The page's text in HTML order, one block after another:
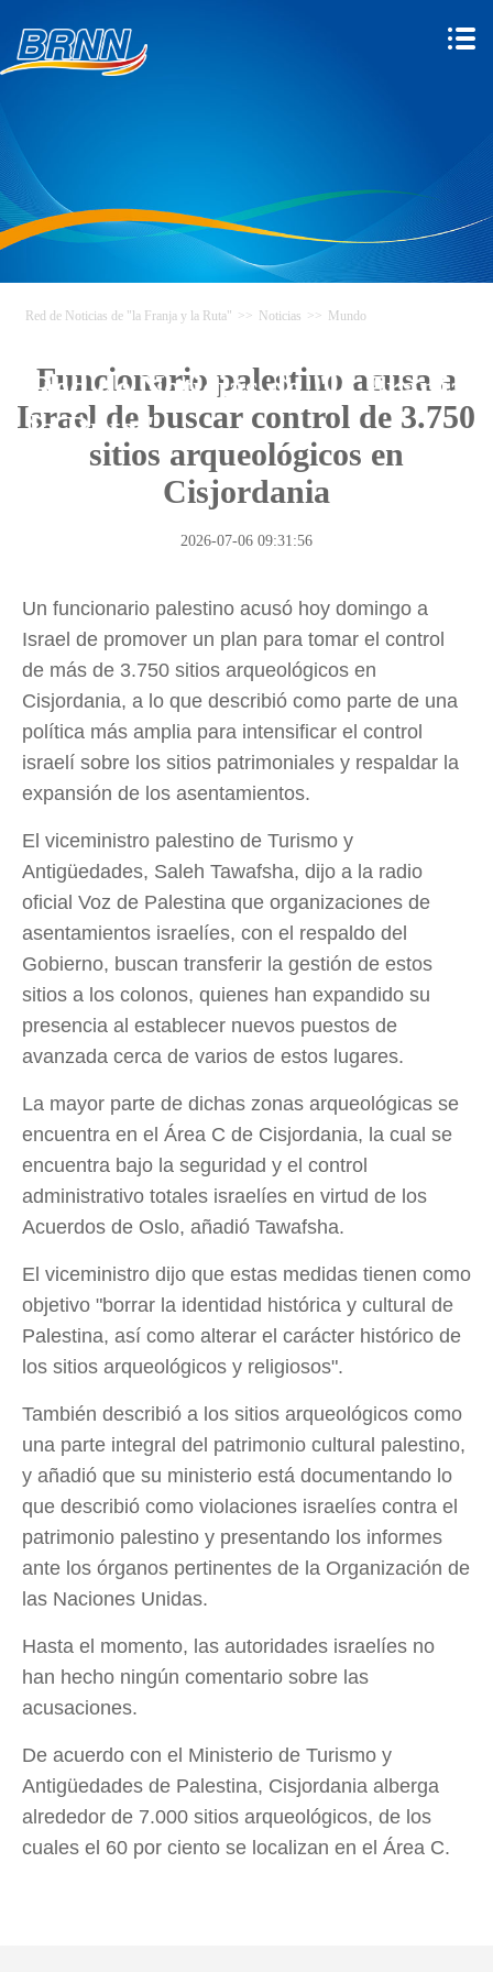
Red de Noticias de "la Franja y
la Ruta"
Red de Noticias de "la Franja y la Ruta" >> Noticias >> Mundo
Funcionario palestino acusa a
Israel de buscar control de 3.750
sitios arqueológicos en
Cisjordania
2026-07-06 09:31:56
Un funcionario palestino acusó hoy domingo a
Israel de promover un plan para tomar el control
de más de 3.750 sitios arqueológicos en
Cisjordania, a lo que describió como parte de una
política más amplia para intensificar el control
israelí sobre los sitios patrimoniales y respaldar la
expansión de los asentamientos.
El viceministro palestino de Turismo y
Antigüedades, Saleh Tawafsha, dijo a la radio
oficial Voz de Palestina que organizaciones de
asentamientos israelíes, con el respaldo del
Gobierno, buscan transferir la gestión de estos
sitios a los colonos, quienes han expandido su
presencia al establecer nuevos puestos de
avanzada cerca de varios de estos lugares.
La mayor parte de dichas zonas arqueológicas se
encuentra en el Área C de Cisjordania, la cual se
encuentra bajo la seguridad y el control
administrativo totales israelíes en virtud de los
Acuerdos de Oslo, añadió Tawafsha.
El viceministro dijo que estas medidas tienen como
objetivo "borrar la identidad histórica y cultural de
Palestina, así como alterar el carácter histórico de
los sitios arqueológicos y religiosos".
También describió a los sitios arqueológicos como
una parte integral del patrimonio cultural palestino,
y añadió que su ministerio está documentando lo
que describió como violaciones israelíes contra el
patrimonio palestino y presentando los informes
ante los órganos pertinentes de la Organización de
las Naciones Unidas.
Hasta el momento, las autoridades israelíes no
han hecho ningún comentario sobre las
acusaciones.
De acuerdo con el Ministerio de Turismo y
Antigüedades de Palestina, Cisjordania alberga
alrededor de 7.000 sitios arqueológicos, de los
cuales el 60 por ciento se localizan en el Área C.